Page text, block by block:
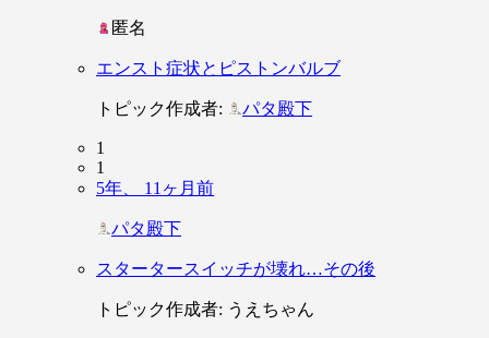
匿名
エンスト症状とピストンバルブ
トピック作成者: パタ殿下
1
1
5年、 11ヶ月前
パタ殿下
スタータースイッチが壊れ…その後
トピック作成者: うえちゃん